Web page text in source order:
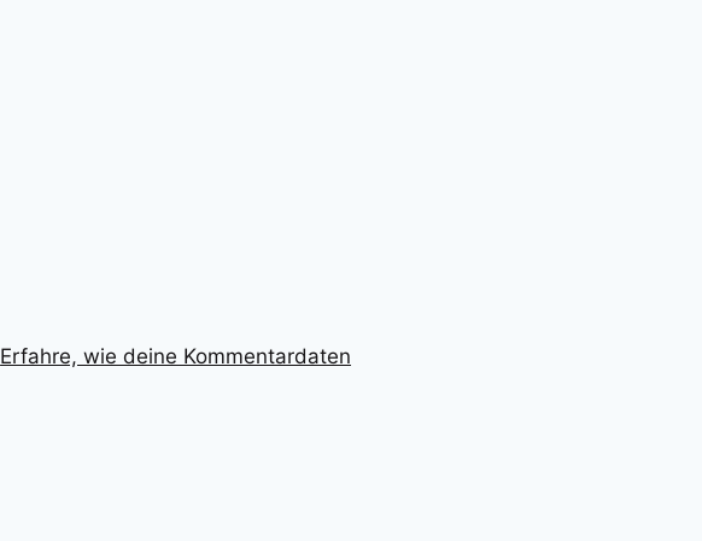
Erfahre, wie deine Kommentardaten